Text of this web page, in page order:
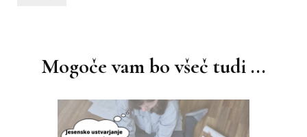
Mogoče vam bo všeč tudi ...